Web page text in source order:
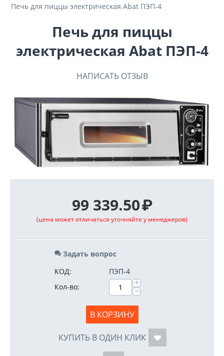
Печь для пиццы электрическая Abat ПЭП-4
Печь для пиццы
электрическая Abat ПЭП-4
НАПИСАТЬ ОТЗЫВ
99 339.50₽
(цена может отличаться уточняйте у менеджеров)
Задать вопрос
КОД:
ПЭП-4
Кол-во:
+
−
В КОРЗИНУ
КУПИТЬ В ОДИН КЛИК